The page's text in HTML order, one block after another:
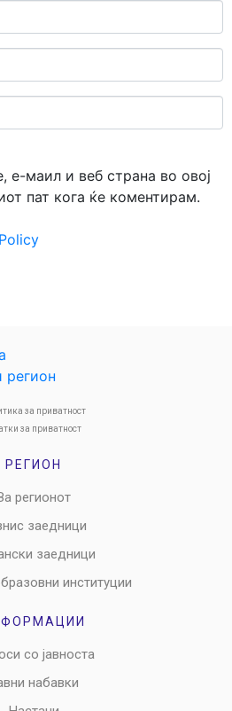
е-маил и веб страна во овој
пат кога ќе коментирам.
за приватност
за приватност
РЕГИОН
регионот
заедници
заедници
институции
со јавноста
набавки